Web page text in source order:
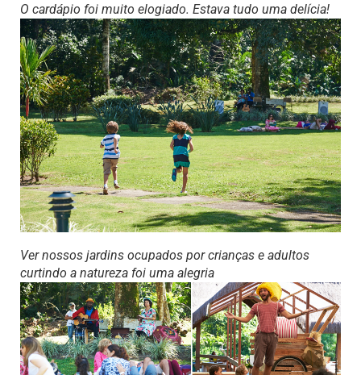
O cardápio foi muito elogiado. Estava tudo uma delícia!
Ver nossos jardins ocupados por crianças e adultos
curtindo a natureza foi uma alegria